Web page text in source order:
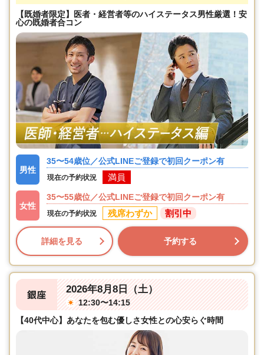
【既婚者限定】医者・経営者等のハイステータス男性厳選！安
心の既婚者合コン
男性
35〜54歳位／公式LINEご登録で初回クーポン有
現在の予約状況 満員
女性
35〜55歳位／公式LINEご登録で初回クーポン有
現在の予約状況 残席わずか 割引中
詳細を見る 予約する
銀座 2026年8月8日（土）
12:30〜14:15
【40代中心】あなたを包む優しさ女性との心安らぐ時間